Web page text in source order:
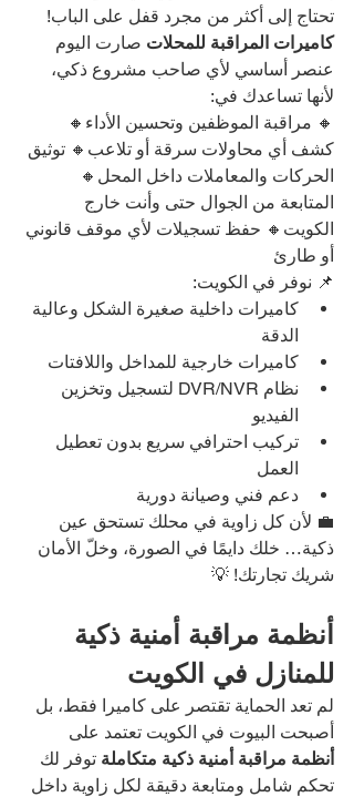
تحتاج إلى أكثر من مجرد قفل على الباب!
كاميرات المراقبة للمحلات صارت اليوم
عنصر أساسي لأي صاحب مشروع ذكي،
لأنها تساعدك في:
🔸 مراقبة الموظفين وتحسين الأداء🔸
كشف أي محاولات سرقة أو تلاعب🔸 توثيق
الحركات والمعاملات داخل المحل🔸
المتابعة من الجوال حتى وأنت خارج
الكويت🔸 حفظ تسجيلات لأي موقف قانوني
أو طارئ
📌 نوفر في الكويت:
كاميرات داخلية صغيرة الشكل وعالية
الدقة
كاميرات خارجية للمداخل واللافتات
نظام DVR/NVR لتسجيل وتخزين
الفيديو
تركيب احترافي سريع بدون تعطيل
العمل
دعم فني وصيانة دورية
💼 لأن كل زاوية في محلك تستحق عين
ذكية… خلك دايمًا في الصورة، وخلّ الأمان
شريك تجارتك! 💡
أنظمة مراقبة أمنية ذكية
للمنازل في الكويت
لم تعد الحماية تقتصر على كاميرا فقط، بل
أصبحت البيوت في الكويت تعتمد على
أنظمة مراقبة أمنية ذكية متكاملة توفر لك
تحكم شامل ومتابعة دقيقة لكل زاوية داخل